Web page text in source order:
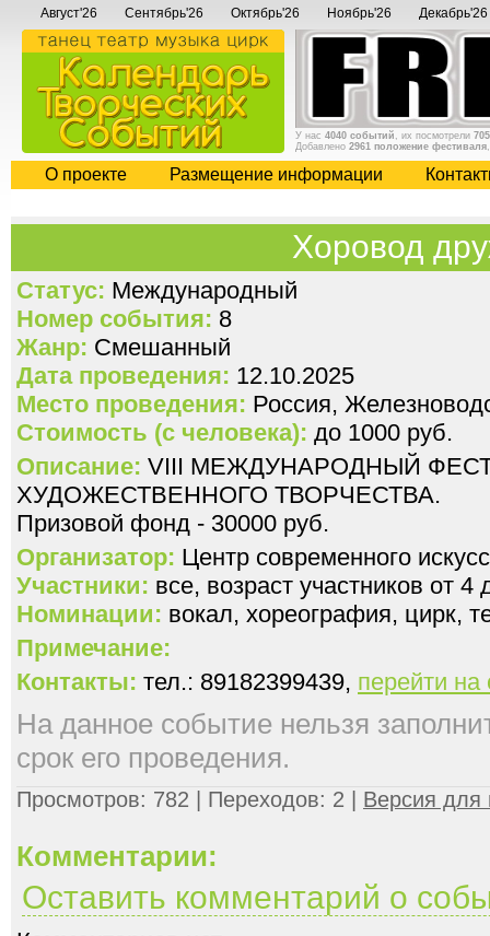
Август'26 Сентябрь'26 Октябрь'26 Ноябрь'26 Декабрь'26
У нас 4040 событий , их посмотрели
Добавлено 2961 положение фестиваля
О проекте Размещение информации
Хоровод
Статус: Международный
Номер события: 8
Жанр: Смешанный
Дата проведения: 12.10.2025
Место проведения: Россия,
Стоимость (с человека): до 1000 руб.
Описание: VIII МЕЖДУНАРОДНЫЙ
ХУДОЖЕСТВЕННОГО ТВОРЧЕСТВА.
Призовой фонд - 30000 руб.
Организатор: Центр современного
Участники: все, возраст участников от 4
Номинации: вокал, хореография, цирк,
Примечание:
Контакты: тел.: 89182399439, перейти на
На данное событие нельзя
срок его проведения.
Просмотров: 782 | Переходов: 2 | Версия для
Комментарии:
Оставить комментарий о